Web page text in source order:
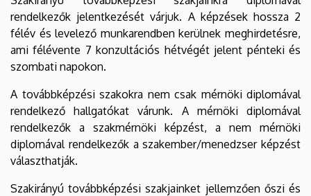
rendelkezők jelentkezését várjuk. A képzések hossza 2
félév és levelező munkarendben kerülnek meghirdetésre,
ami félévente 7 konzultációs hétvégét jelent pénteki és
szombati napokon.
A továbbképzési szakokra nem csak mérnöki diplomával
rendelkező hallgatókat várunk. A mérnöki diplomával
rendelkezők a szakmérnöki képzést, a nem mérnöki
diplomával rendelkezők a szakember/menedzser képzést
választhatják.
Szakirányú továbbképzési szakjainket jellemzően őszi és